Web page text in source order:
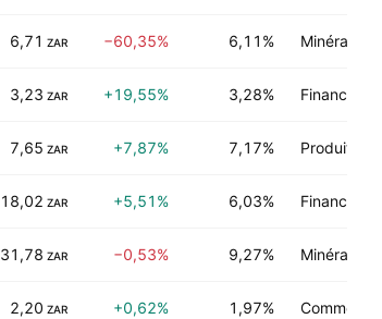
6,71 ZAR −60,35% 6,11% Minéraux
3,23 ZAR +19,55% 3,28% Finance
7,65 ZAR +7,87% 7,17% Produits
18,02 ZAR +5,51% 6,03% Finance
31,78 ZAR −0,53% 9,27% Minéraux
2,20 ZAR +0,62% 1,97%